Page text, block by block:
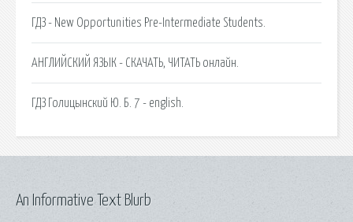
ГДЗ - New Opportunities Pre-Intermediate Students.
АНГЛИЙСКИЙ ЯЗЫК - СКАЧАТЬ, ЧИТАТЬ онлайн.
ГДЗ Голицынский Ю. Б. 7 - english.
An Informative Text Blurb